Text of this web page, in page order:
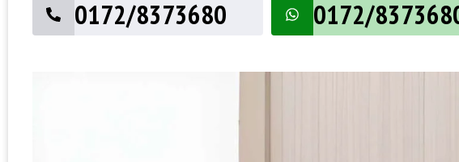
0172/8373680 0172/